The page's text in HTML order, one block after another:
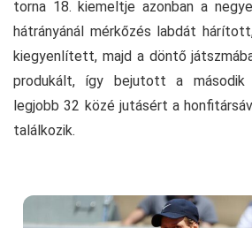
torna 18. kiemeltje azonban a
hátrányánál mérkőzés labdát
kiegyenlített, majd a döntő
produkált, így bejutott a második
legjobb 32 közé jutásért a
találkozik.